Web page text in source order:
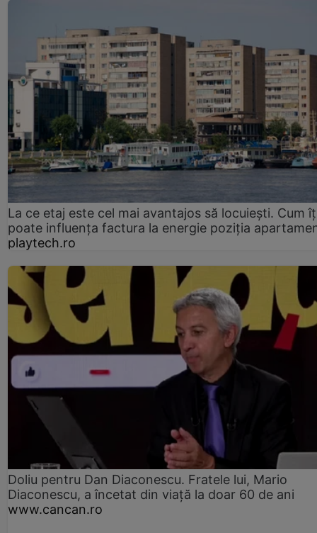
La ce etaj este cel mai avantajos să locuiești. Cum
poate influența factura la energie poziția
playtech.ro
Doliu pentru Dan Diaconescu. Fratele lui, Mario
Diaconescu, a încetat din viață la doar 60 de ani
www.cancan.ro